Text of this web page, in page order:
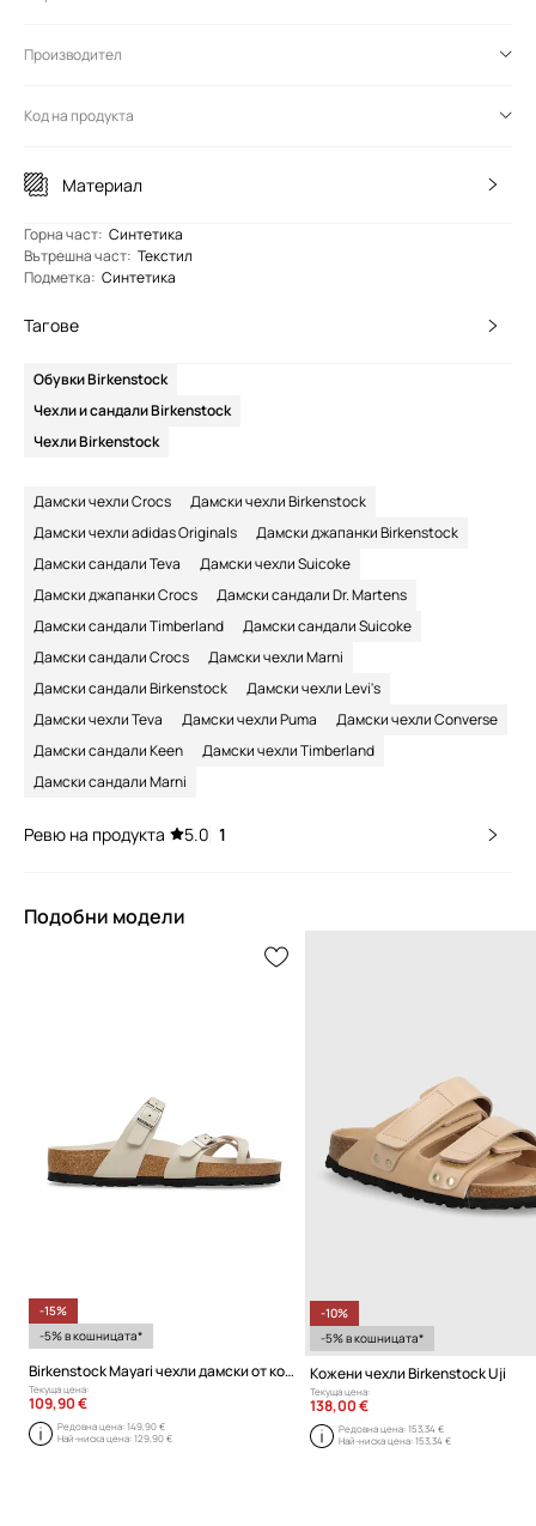
Производител
Код на продукта
Материал
Горна част: Синтетика
Вътрешна част: Текстил
Подметка: Синтетика
Тагове
Обувки Birkenstock
Чехли и сандали Birkenstock
Чехли Birkenstock
Дамски чехли Crocs
Дамски чехли Birkenstock
Дамски чехли adidas Originals
Дамски джапанки Birkenstock
Дамски сандали Teva
Дамски чехли Suicoke
Дамски джапанки Crocs
Дамски сандали Dr. Martens
Дамски сандали Timberland
Дамски сандали Suicoke
Дамски сандали Crocs
Дамски чехли Marni
Дамски сандали Birkenstock
Дамски чехли Levi's
Дамски чехли Teva
Дамски чехли Puma
Дамски чехли Converse
Дамски сандали Keen
Дамски чехли Timberland
Дамски сандали Marni
Ревю на продукта 5.0 1
Подобни модели
-15%
-5% в кошницата*
Birkenstock Mayari чехли дамски от кожа
Текуща цена:
109,90 €
Редовна цена:149,90 €
Най-ниска цена:129,90 €
-10%
-5% в кошницата*
Кожени чехли Birkenstock Uji
Текуща цена:
138,00 €
Редовна цена: 153,34 €
Най-ниска цена: 153,34 €